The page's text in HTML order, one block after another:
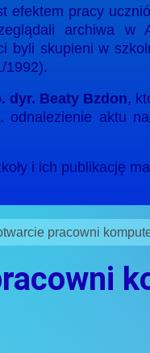
efektem pracy
archiwa w
byli skupieni w
1992).
dyr. Beaty Bzdon,
aktu
i ich publikację
pracowni